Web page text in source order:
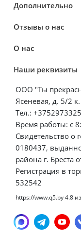
Дополнительно
Отзывы о нас
О нас
Наши реквизиты
ООО "Ты
Ясеневая, д. 5/2 к.
Тел.:
Время работы: с
Свидетельство о
0180437,
района г. Бреста
Регистрация в
532542
https://www.q5.by4.8 из